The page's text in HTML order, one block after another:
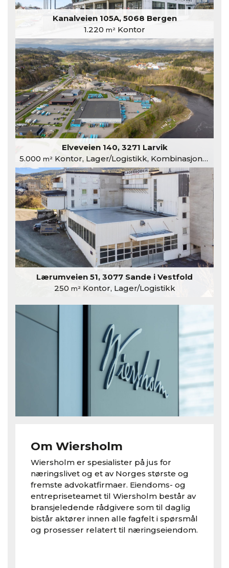
Kanalveien 105A, 5068 Bergen
1.220 m² Kontor
Elveveien 140, 3271 Larvik
5.000 m²Kontor, Lager/Logistikk, Kombinasjonslokaler
Lærumveien 51, 3077 Sande i Vestfold
250 m²Kontor, Lager/Logistikk
Om Wiersholm
Wiersholm er spesialister på jus for
næringslivet og et av Norges største og
fremste advokatfirmaer. Eiendoms- og
entrepriseteamet til Wiersholm består av
bransjeledende rådgivere som til daglig
bistår aktører innen alle fagfelt i spørsmål
og prosesser relatert til næringseiendom.